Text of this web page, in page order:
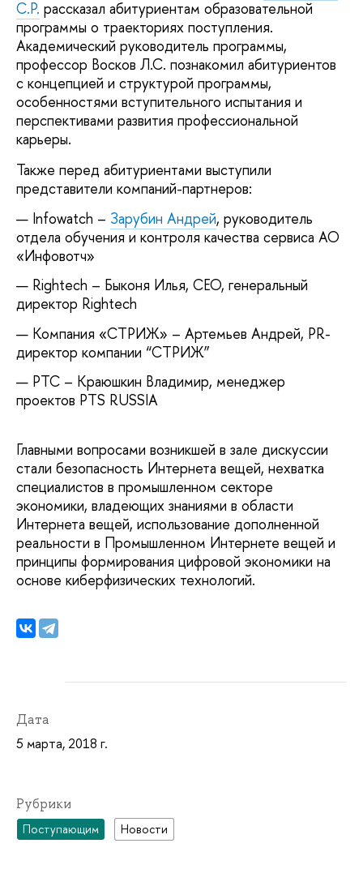
С.Р. рассказал абитуриентам образовательной
программы о траекториях поступления.
Академический руководитель программы,
профессор Восков Л.С. познакомил абитуриентов
с концепцией и структурой программы,
особенностями вступительного испытания и
перспективами развития профессиональной
карьеры.
Также перед абитуриентами выступили
представители компаний-партнеров:
Infowatch – Зарубин Андрей, руководитель
отдела обучения и контроля качества сервиса АО
«Инфовотч»
Rightech – Быконя Илья, CEO, генеральный
директор Rightech
Компания «СТРИЖ» – Артемьев Андрей, PR-
директор компании “СТРИЖ”
PTC – Краюшкин Владимир, менеджер
проектов PTS RUSSIA
Главными вопросами возникшей в зале дискуссии
стали безопасность Интернета вещей, нехватка
специалистов в промышленном секторе
экономики, владеющих знаниями в области
Интернета вещей, использование дополненной
реальности в Промышленном Интернете вещей и
принципы формирования цифровой экономики на
основе киберфизических технологий.
Дата
5 марта, 2018 г.
Рубрики
Поступающим Новости